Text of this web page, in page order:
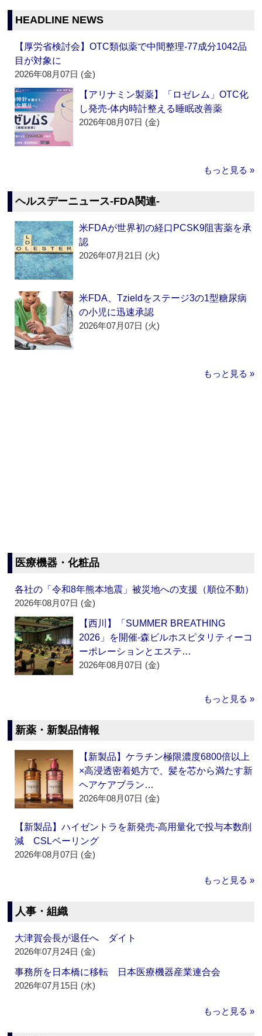
HEADLINE NEWS
【厚労省検討会】OTC類似薬で中間整理‐77成分1042品
目が対象に
2026年08月07日 (金)
【アリナミン製薬】「ロゼレム」OTC化
し発売‐体内時計整える睡眠改善薬
2026年08月07日 (金)
もっと見る »
ヘルスデーニュース‐FDA関連‐
米FDAが世界初の経口PCSK9阻害薬を承
認
2026年07月21日 (火)
米FDA、Tzieldをステージ3の1型糖尿病
の小児に迅速承認
2026年07月07日 (火)
もっと見る »
医療機器・化粧品
各社の「令和8年熊本地震」被災地への支援（順位不動）
2026年08月07日 (金)
【西川】「SUMMER BREATHING
2026」を開催‐森ビルホスピタリティーコ
ーポレーションとエステ…
2026年08月07日 (金)
もっと見る »
新薬・新製品情報
【新製品】ケラチン極限濃度6800倍以上
×高浸透密着処方で、髪を芯から満たす新
ヘアケアブラン…
2026年08月07日 (金)
【新製品】ハイゼントラを新発売‐高用量化で投与本数削
減 CSLベーリング
2026年08月07日 (金)
もっと見る »
人事・組織
大津賀会長が退任へ ダイト
2026年07月24日 (金)
事務所を日本橋に移転 日本医療機器産業連合会
2026年07月15日 (水)
もっと見る »